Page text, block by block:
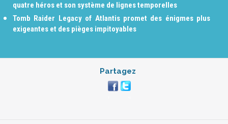
quatre héros et son système de lignes temporelles
Tomb Raider Legacy of Atlantis promet des énigmes plus
exigeantes et des pièges impitoyables
Partagez